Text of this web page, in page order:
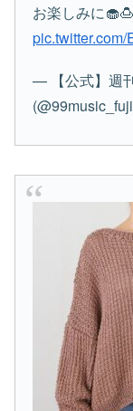
お楽しみに
pic.twitter.com/
— 【公式】週